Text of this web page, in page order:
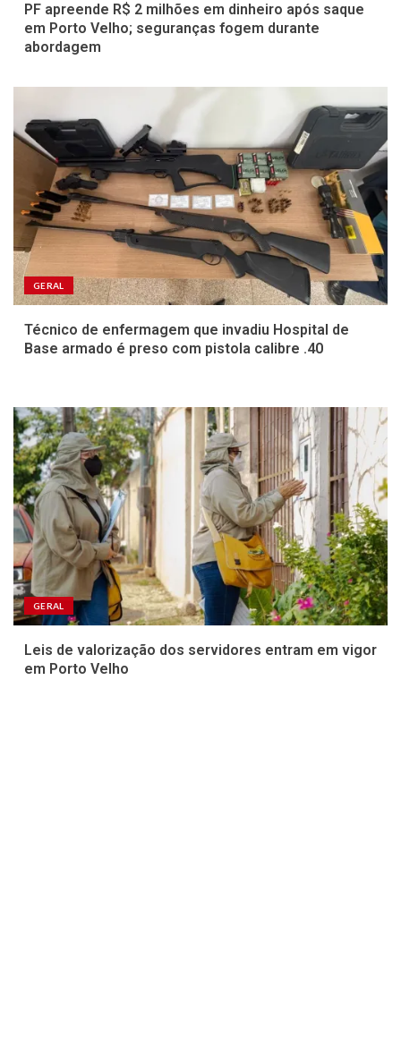
PF apreende R$ 2 milhões em dinheiro após saque
em Porto Velho; seguranças fogem durante
abordagem
GERAL
Técnico de enfermagem que invadiu Hospital de
Base armado é preso com pistola calibre .40
GERAL
Leis de valorização dos servidores entram em vigor
em Porto Velho